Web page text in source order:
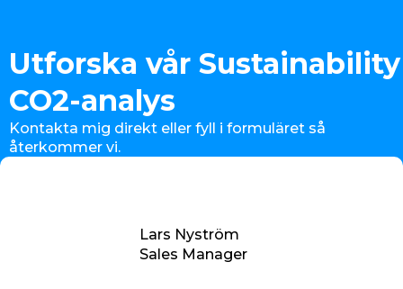
Utforska vår Sustainability
CO2-analys
Kontakta mig direkt eller fyll i formuläret så
återkommer vi.
Lars Nyström
Sales Manager